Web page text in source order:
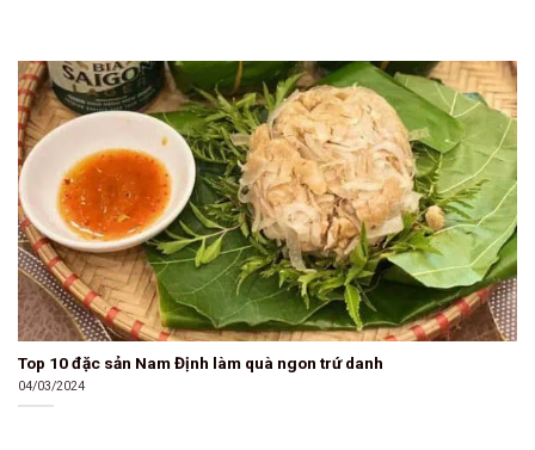
Top 10 đặc sản Nam Định làm quà ngon trứ danh
04/03/2024